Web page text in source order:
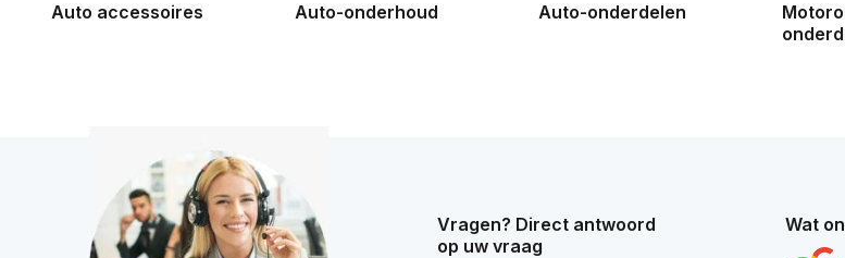
Auto accessoires Auto-onderhoud Auto-onderdelen
Vragen? Direct antwoord
op uw vraag
Wat